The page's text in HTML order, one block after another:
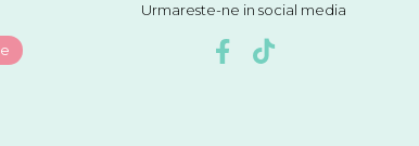
Urmareste-ne in social media